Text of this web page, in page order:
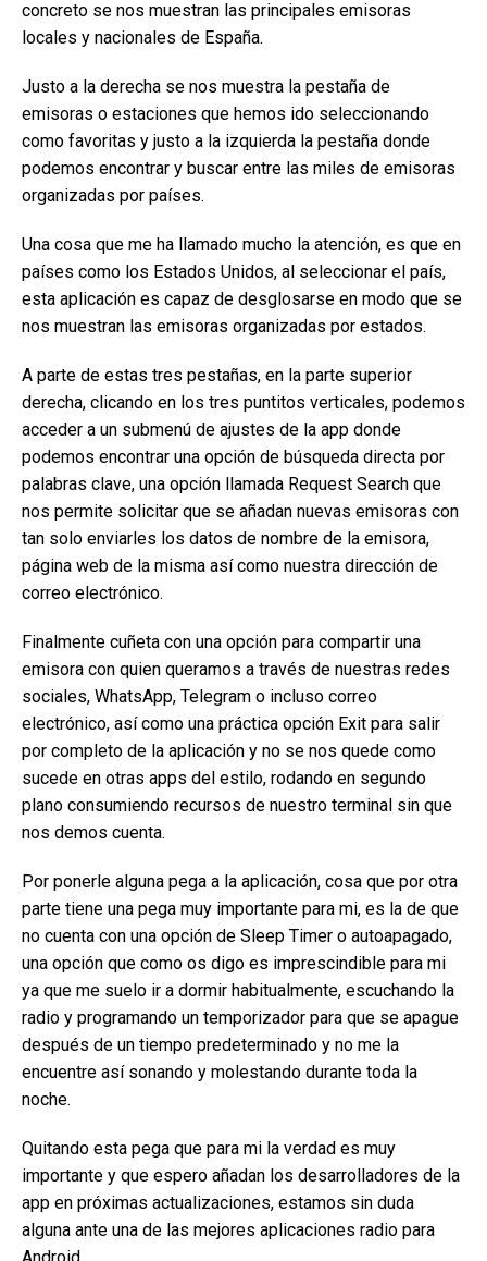
concreto se nos muestran las principales emisoras
locales y nacionales de España.
Justo a la derecha se nos muestra la pestaña de
emisoras o estaciones que hemos ido seleccionando
como favoritas y justo a la izquierda la pestaña donde
podemos encontrar y buscar entre las miles de emisoras
organizadas por países.
Una cosa que me ha llamado mucho la atención, es que en
países como los Estados Unidos, al seleccionar el país,
esta aplicación es capaz de desglosarse en modo que se
nos muestran las emisoras organizadas por estados.
A parte de estas tres pestañas, en la parte superior
derecha, clicando en los tres puntitos verticales, podemos
acceder a un submenú de ajustes de la app donde
podemos encontrar una opción de búsqueda directa por
palabras clave, una opción llamada Request Search que
nos permite solicitar que se añadan nuevas emisoras con
tan solo enviarles los datos de nombre de la emisora,
página web de la misma así como nuestra dirección de
correo electrónico.
Finalmente cuñeta con una opción para compartir una
emisora con quien queramos a través de nuestras redes
sociales, WhatsApp, Telegram o incluso correo
electrónico, así como una práctica opción Exit para salir
por completo de la aplicación y no se nos quede como
sucede en otras apps del estilo, rodando en segundo
plano consumiendo recursos de nuestro terminal sin que
nos demos cuenta.
Por ponerle alguna pega a la aplicación, cosa que por otra
parte tiene una pega muy importante para mi, es la de que
no cuenta con una opción de Sleep Timer o autoapagado,
una opción que como os digo es imprescindible para mi
ya que me suelo ir a dormir habitualmente, escuchando la
radio y programando un temporizador para que se apague
después de un tiempo predeterminado y no me la
encuentre así sonando y molestando durante toda la
noche.
Quitando esta pega que para mi la verdad es muy
importante y que espero añadan los desarrolladores de la
app en próximas actualizaciones, estamos sin duda
alguna ante una de las mejores aplicaciones radio para